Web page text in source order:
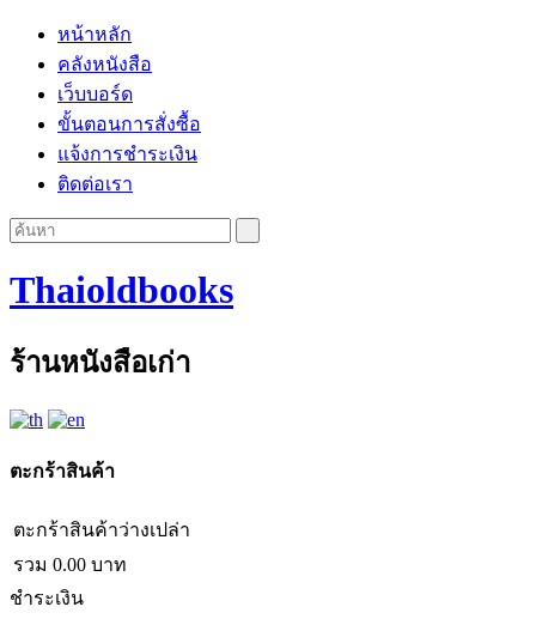
หน้าหลัก
คลังหนังสือ
เว็บบอร์ด
ขั้นตอนการสั่งซื้อ
แจ้งการชำระเงิน
ติดต่อเรา
Thaioldbooks
ร้านหนังสือเก่า
ตะกร้าสินค้า
ตะกร้าสินค้าว่างเปล่า
รวม 0.00 บาท
ชำระเงิน